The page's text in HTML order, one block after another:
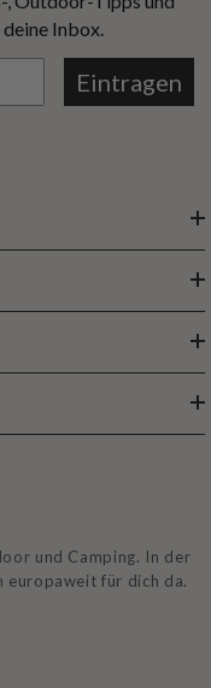
Inbox.
Eintragen
und Camping. In der
europaweit für dich da.